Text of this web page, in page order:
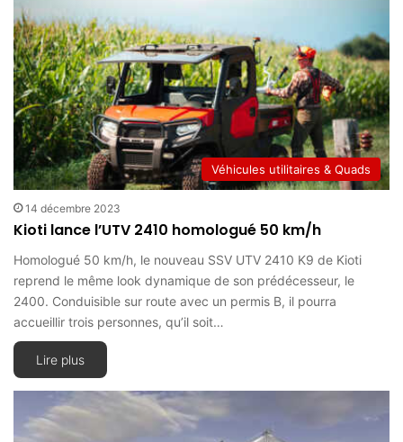
Véhicules utilitaires & Quads
14 décembre 2023
Kioti lance l’UTV 2410 homologué 50 km/h
Homologué 50 km/h, le nouveau SSV UTV 2410 K9 de Kioti
reprend le même look dynamique de son prédécesseur, le
2400. Conduisible sur route avec un permis B, il pourra
accueillir trois personnes, qu’il soit…
Lire plus